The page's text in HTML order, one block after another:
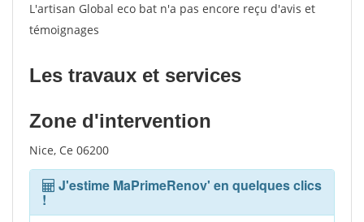
L'artisan Global eco bat n'a pas encore reçu d'avis et
témoignages
Les travaux et services
Zone d'intervention
Nice, Ce 06200